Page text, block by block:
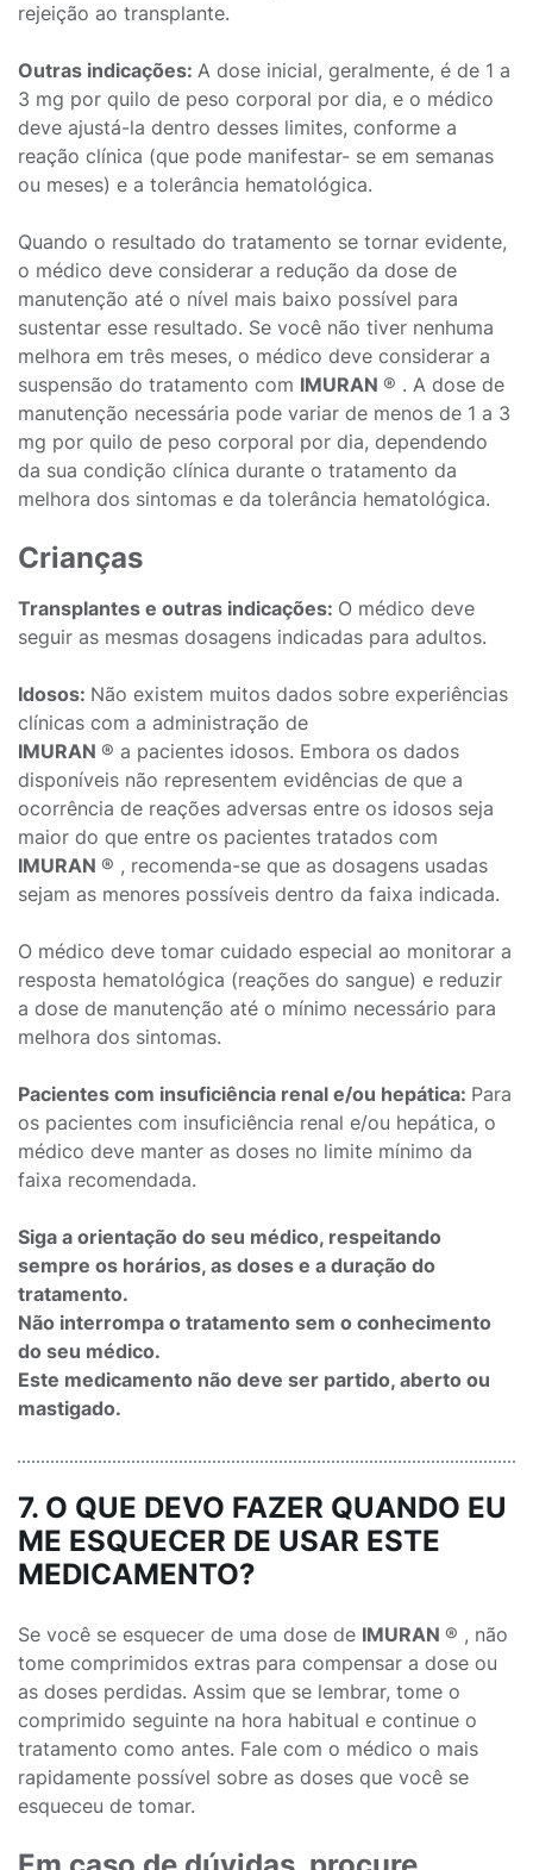
rejeição ao transplante.
Outras indicações: A dose inicial, geralmente, é de 1 a
3 mg por quilo de peso corporal por dia, e o médico
deve ajustá-la dentro desses limites, conforme a
reação clínica (que pode manifestar- se em semanas
ou meses) e a tolerância hematológica.
Quando o resultado do tratamento se tornar evidente,
o médico deve considerar a redução da dose de
manutenção até o nível mais baixo possível para
sustentar esse resultado. Se você não tiver nenhuma
melhora em três meses, o médico deve considerar a
suspensão do tratamento com IMURAN ® . A dose de
manutenção necessária pode variar de menos de 1 a 3
mg por quilo de peso corporal por dia, dependendo
da sua condição clínica durante o tratamento da
melhora dos sintomas e da tolerância hematológica.
Crianças
Transplantes e outras indicações: O médico deve
seguir as mesmas dosagens indicadas para adultos.
Idosos: Não existem muitos dados sobre experiências
clínicas com a administração de
IMURAN ® a pacientes idosos. Embora os dados
disponíveis não representem evidências de que a
ocorrência de reações adversas entre os idosos seja
maior do que entre os pacientes tratados com
IMURAN ® , recomenda-se que as dosagens usadas
sejam as menores possíveis dentro da faixa indicada.
O médico deve tomar cuidado especial ao monitorar a
resposta hematológica (reações do sangue) e reduzir
a dose de manutenção até o mínimo necessário para
melhora dos sintomas.
Pacientes com insuficiência renal e/ou hepática: Para
os pacientes com insuficiência renal e/ou hepática, o
médico deve manter as doses no limite mínimo da
faixa recomendada.
Siga a orientação do seu médico, respeitando
sempre os horários, as doses e a duração do
tratamento.
Não interrompa o tratamento sem o conhecimento
do seu médico.
Este medicamento não deve ser partido, aberto ou
mastigado.
7. O QUE DEVO FAZER QUANDO EU
ME ESQUECER DE USAR ESTE
MEDICAMENTO?
Se você se esquecer de uma dose de IMURAN ® , não
tome comprimidos extras para compensar a dose ou
as doses perdidas. Assim que se lembrar, tome o
comprimido seguinte na hora habitual e continue o
tratamento como antes. Fale com o médico o mais
rapidamente possível sobre as doses que você se
esqueceu de tomar.